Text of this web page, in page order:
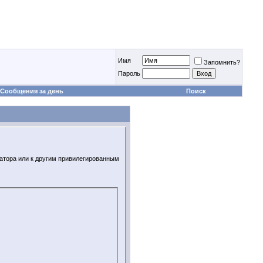
Имя
Запомнить?
Пароль
Сообщения за день Поиск
или к другим привилегированным